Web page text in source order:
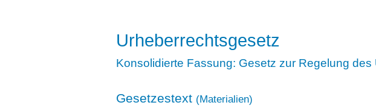
Urheberrechtsgesetz
Konsolidierte Fassung: Gesetz zur Regelung
Gesetzestext (Materialien)